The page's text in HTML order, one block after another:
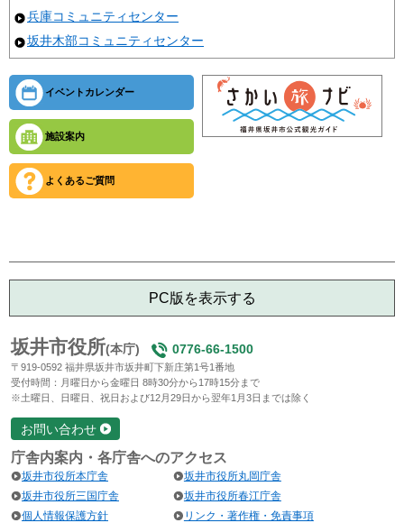
兵庫コミュニティセンター
坂井木部コミュニティセンター
イベントカレンダー
施設案内
よくあるご質問
PC版を表示する
坂井市役所(本庁) 0776-66-1500
〒919-0592 福井県坂井市坂井町下新庄第1号1番地
受付時間：月曜日から金曜日 8時30分から17時15分まで
※土曜日、日曜日、祝日および12月29日から翌年1月3日までは除く
お問い合わせ
庁舎内案内・各庁舎へのアクセス
坂井市役所本庁舎
坂井市役所丸岡庁舎
坂井市役所三国庁舎
坂井市役所春江庁舎
個人情報保護方針
リンク・著作権・免責事項